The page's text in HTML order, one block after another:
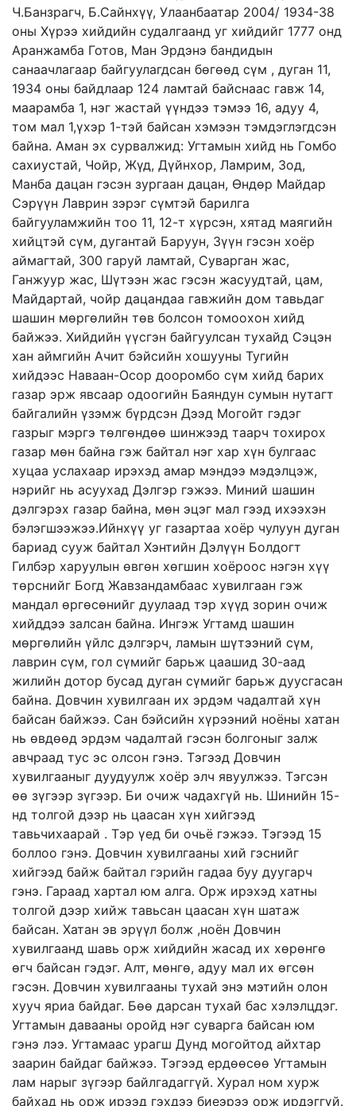
Ч.Банзрагч, Б.Сайнхүү, Улаанбаатар 2004/ 1934-38
оны Хүрээ хийдийн судалгаанд уг хийдийг 1777 онд
Аранжамба Готов, Ман Эрдэнэ бандидын
санаачлагаар байгуулагдсан бөгөөд сүм , дуган 11,
1934 оны байдлаар 124 ламтай байснаас гавж 14,
маарамба 1, нэг жастай үүндээ тэмээ 16, адуу 4,
том мал 1,үхэр 1-тэй байсан хэмээн тэмдэглэгдсэн
байна. Аман эх сурвалжид: Угтамын хийд нь Гомбо
сахиустай, Чойр, Жүд, Дүйнхор, Ламрим, Зод,
Манба дацан гэсэн зургаан дацан, Өндөр Майдар
Сэрүүн Лаврин зэрэг сүмтэй барилга
байгууламжийн тоо 11, 12-т хүрсэн, хятад маягийн
хийцтэй сүм, дугантай Баруун, Зүүн гэсэн хоёр
аймагтай, 300 гаруй ламтай, Суварган жас,
Ганжуур жас, Шүтээн жас гэсэн жасуудтай, цам,
Майдартай, чойр дацандаа гавжийн дом тавьдаг
шашин мөргөлийн төв болсон томоохон хийд
байжээ. Хийдийн үүсгэн байгуулсан тухайд Сэцэн
хан аймгийн Ачит бэйсийн хошууны Тугийн
хийдээс Наваан-Осор дооромбо сүм хийд барих
газар эрж явсаар одоогийн Баяндун сумын нутагт
байгалийн үзэмж бүрдсэн Дээд Могойт гэдэг
газрыг мэргэ төлгөндөө шинжээд таарч тохирох
газар мөн байна гэж байтал нэг хар хүн булгаас
хуцаа услахаар ирэхэд амар мэндээ мэдэлцэж,
нэрийг нь асуухад Дэлгэр гэжээ. Миний шашин
дэлгэрэх газар байна, мөн эцэг мал гээд ихээхэн
бэлэгшээжээ.Ийнхүү уг газартаа хоёр чулуун дуган
бариад сууж байтал Хэнтийн Дэлүүн Болдогт
Гилбэр харуулын өвгөн хөгшин хоёроос нэгэн хүү
төрснийг Богд Жавзандамбаас хувилгаан гэж
мандал өргөсөнийг дуулаад тэр хүүд зорин очиж
хийддээ залсан байна. Ингэж Угтамд шашин
мөргөлийн үйлс дэлгэрч, ламын шүтээний сүм,
лаврин сүм, гол сүмийг барьж цаашид 30-аад
жилийн дотор бусад дуган сүмийг барьж дуусгасан
байна. Довчин хувилгаан их эрдэм чадалтай хүн
байсан байжээ. Сан бэйсийн хүрээний ноёны хатан
нь өвдөөд эрдэм чадалтай гэсэн болгоныг залж
авчраад тус эс олсон гэнэ. Тэгээд Довчин
хувилгааныг дуудуулж хоёр элч явуулжээ. Тэгсэн
өө зүгээр зүгээр. Би очиж чадахгүй нь. Шинийн 15-
нд толгой дээр нь цаасан хүн хийгээд
тавьчихаарай . Тэр үед би очьё гэжээ. Тэгээд 15
боллоо гэнэ. Довчин хувилгааны хий гэснийг
хийгээд байж байтал гэрийн гадаа буу дуугарч
гэнэ. Гараад хартал юм алга. Орж ирэхэд хатны
толгой дээр хийж тавьсан цаасан хүн шатаж
байсан. Хатан эв эрүүл болж ,ноён Довчин
хувилгаанд шавь орж хийдийн жасад их хөрөнгө
өгч байсан гэдэг. Алт, мөнгө, адуу мал их өгсөн
гэсэн. Довчин хувилгааны тухай энэ мэтийн олон
хууч яриа байдаг. Бөө дарсан тухай бас хэлэлцдэг.
Угтамын давааны оройд нэг суварга байсан юм
гэнэ лээ. Угтамаас урагш Дунд могойтод айхтар
заарин байдаг байжээ. Тэгээд ердөөсөө Угтамын
лам нарыг зүгээр байлгадаггүй. Хурал ном хурж
байхад нь орж ирээд гэхдээ биеэрээ орж ирдэггүй.